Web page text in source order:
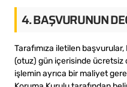
4. BAŞVURUNUN
Tarafımıza iletilen
(otuz) gün içerisinde ücretsiz
işlemin ayrıca bir maliyet